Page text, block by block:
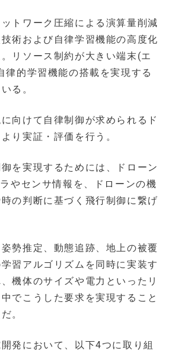
トワーク圧縮による演算量削減
術および自律学習機能の高度化
リソース制約が大きい端末(エ
律的学習機能の搭載を実現する
る。
向けて自律制御が求められるド
り実証・評価を行う。
を実現するためには、ドローン
やセンサ情報を、ドローンの機
の判断に基づく飛行制御に繋げ
勢推定、動態追跡、地上の被覆
習アルゴリズムを同時に実装す
機体のサイズや電力といったリ
でこうした要求を実現すること
。
発において、以下4つに取り組